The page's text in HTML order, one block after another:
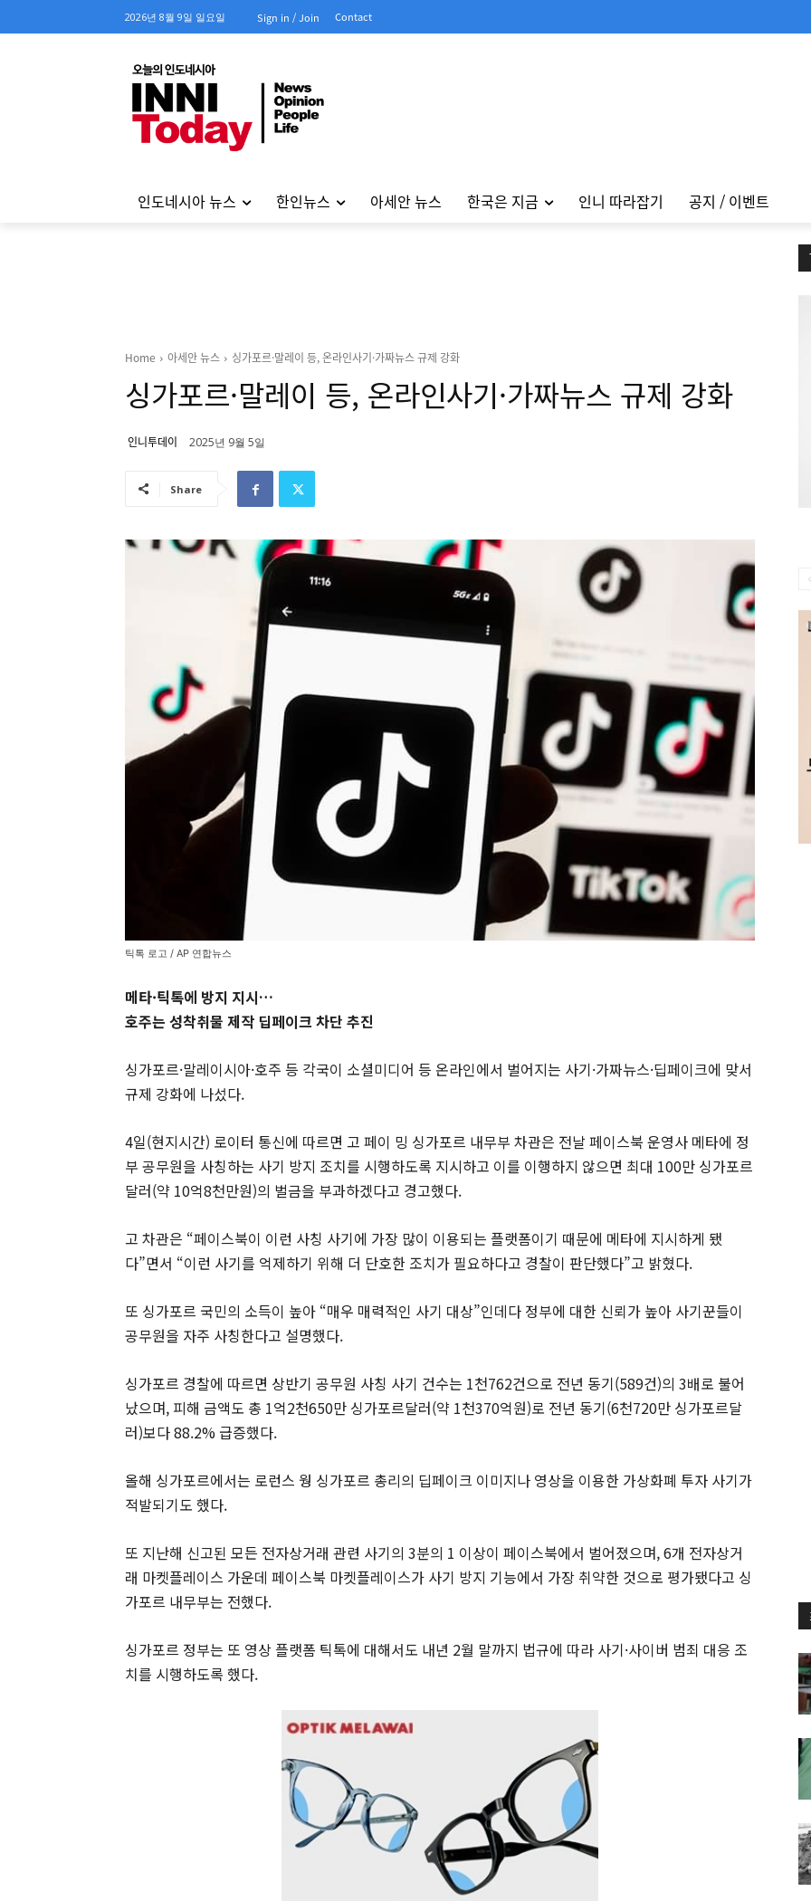
2026년 8월 9일 일요일 Sign in / Join Contact
인도네시아 뉴스 한인뉴스 아세안 뉴스 한국은 지금 인니 따라잡기 공지 / 이벤트
Home 아세안 뉴스 싱가포르·말레이 등, 온라인사기·가짜뉴스 규제 강화
싱가포르·말레이 등, 온라인사기·가짜뉴스 규제 강화
인니투데이 2025년 9월 5일
Share
틱톡 로고 / AP 연합뉴스
메타·틱톡에 방지 지시…
호주는 성착취물 제작 딥페이크 차단 추진
싱가포르·말레이시아·호주 등 각국이 소셜미디어 등 온라인에서 벌어지는 사기·가짜뉴스·딥페이크에 맞서
규제 강화에 나섰다.
4일(현지시간) 로이터 통신에 따르면 고 페이 밍 싱가포르 내무부 차관은 전날 페이스북 운영사 메타에 정
부 공무원을 사칭하는 사기 방지 조치를 시행하도록 지시하고 이를 이행하지 않으면 최대 100만 싱가포르
달러(약 10억8천만원)의 벌금을 부과하겠다고 경고했다.
고 차관은 “페이스북이 이런 사칭 사기에 가장 많이 이용되는 플랫폼이기 때문에 메타에 지시하게 됐
다”면서 “이런 사기를 억제하기 위해 더 단호한 조치가 필요하다고 경찰이 판단했다”고 밝혔다.
또 싱가포르 국민의 소득이 높아 “매우 매력적인 사기 대상”인데다 정부에 대한 신뢰가 높아 사기꾼들이
공무원을 자주 사칭한다고 설명했다.
싱가포르 경찰에 따르면 상반기 공무원 사칭 사기 건수는 1천762건으로 전년 동기(589건)의 3배로 불어
났으며, 피해 금액도 총 1억2천650만 싱가포르달러(약 1천370억원)로 전년 동기(6천720만 싱가포르달
러)보다 88.2% 급증했다.
올해 싱가포르에서는 로런스 웡 싱가포르 총리의 딥페이크 이미지나 영상을 이용한 가상화폐 투자 사기가
적발되기도 했다.
또 지난해 신고된 모든 전자상거래 관련 사기의 3분의 1 이상이 페이스북에서 벌어졌으며, 6개 전자상거
래 마켓플레이스 가운데 페이스북 마켓플레이스가 사기 방지 기능에서 가장 취약한 것으로 평가됐다고 싱
가포르 내무부는 전했다.
싱가포르 정부는 또 영상 플랫폼 틱톡에 대해서도 내년 2월 말까지 법규에 따라 사기·사이버 범죄 대응 조
치를 시행하도록 했다.